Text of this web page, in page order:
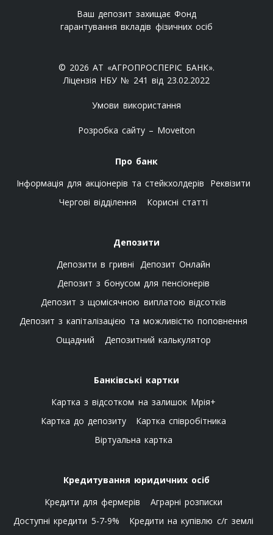
Ваш депозит захищає Фонд
гарантування вкладів фізичних осіб
© 2026 АТ «АГРОПРОСПЕРІС БАНК».
Ліцензія НБУ № 241 від 23.02.2022
Умови використання
Розробка сайту – Moveiton
Про банк
Інформація для акціонерів та стейкхолдерів
Реквізити
Чергові відділення
Корисні статті
Депозити
Депозити в гривні Депозит Онлайн
Депозит з бонусом для пенсіонерів
Депозит з щомісячною виплатою відсотків
Депозит з капіталізацією та можливістю поповнення
Ощадний
Депозитний калькулятор
Банківські картки
Картка з відсотком на залишок Мрія+
Картка до депозиту
Картка співробітника
Віртуальна картка
Кредитування юридичних осіб
Кредити для фермерів
Аграрні розписки
Доступні кредити 5-7-9%
Кредити на купівлю с/г землі